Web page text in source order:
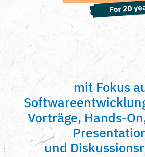
mit Fokus
Vorträge, Hands-
und